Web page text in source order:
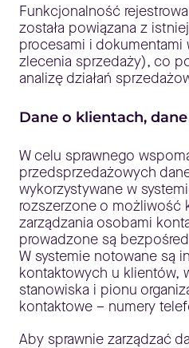
Funkcjonalność
została powiązana z
procesami i
zlecenia sprzedaży), co
analizę działań
Dane o klientach,
W celu sprawnego
przedsprzedażowych
wykorzystywane w
rozszerzone o możliwość
zarządzania osobami
prowadzone są
W systemie notowane są
kontaktowych u klientów,
stanowiska i pionu
kontaktowe – numery
Aby sprawnie zarządzać